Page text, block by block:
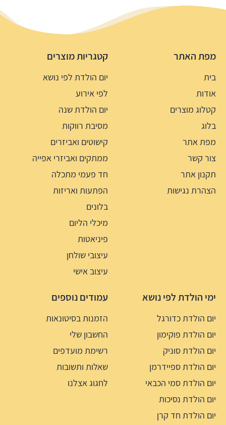
מפת האתר
בית
אודות
קטלוג מוצרים
בלוג
מפת אתר
צור קשר
תקנון אתר
הצהרת נגישות
קטגריות מוצרים
יום הולדת לפי נושא
לפי אירוע
יום הולדת שנה
מסיבת רווקות
קישוטים ואביזרים
ממתקים ואביזרי אפייה
חד פעמי מתכלה
הפתעות ואריזות
בלונים
מיכלי הליום
פיניאטות
עיצובי שולחן
עיצוב אישי
ימי הולדת לפי נושא
יום הולדת כדורגל
יום הולדת פוקימון
יום הולדת סוניק
יום הולדת ספיידרמן
יום הולדת סמי הכבאי
יום הולדת נסיכות
יום הולדת חד קרן
עמודים נוספים
הזמנות בסיטונאות
החשבון שלי
רשימת מועדפים
שאלות ותשובות
לחגוג אצלנו